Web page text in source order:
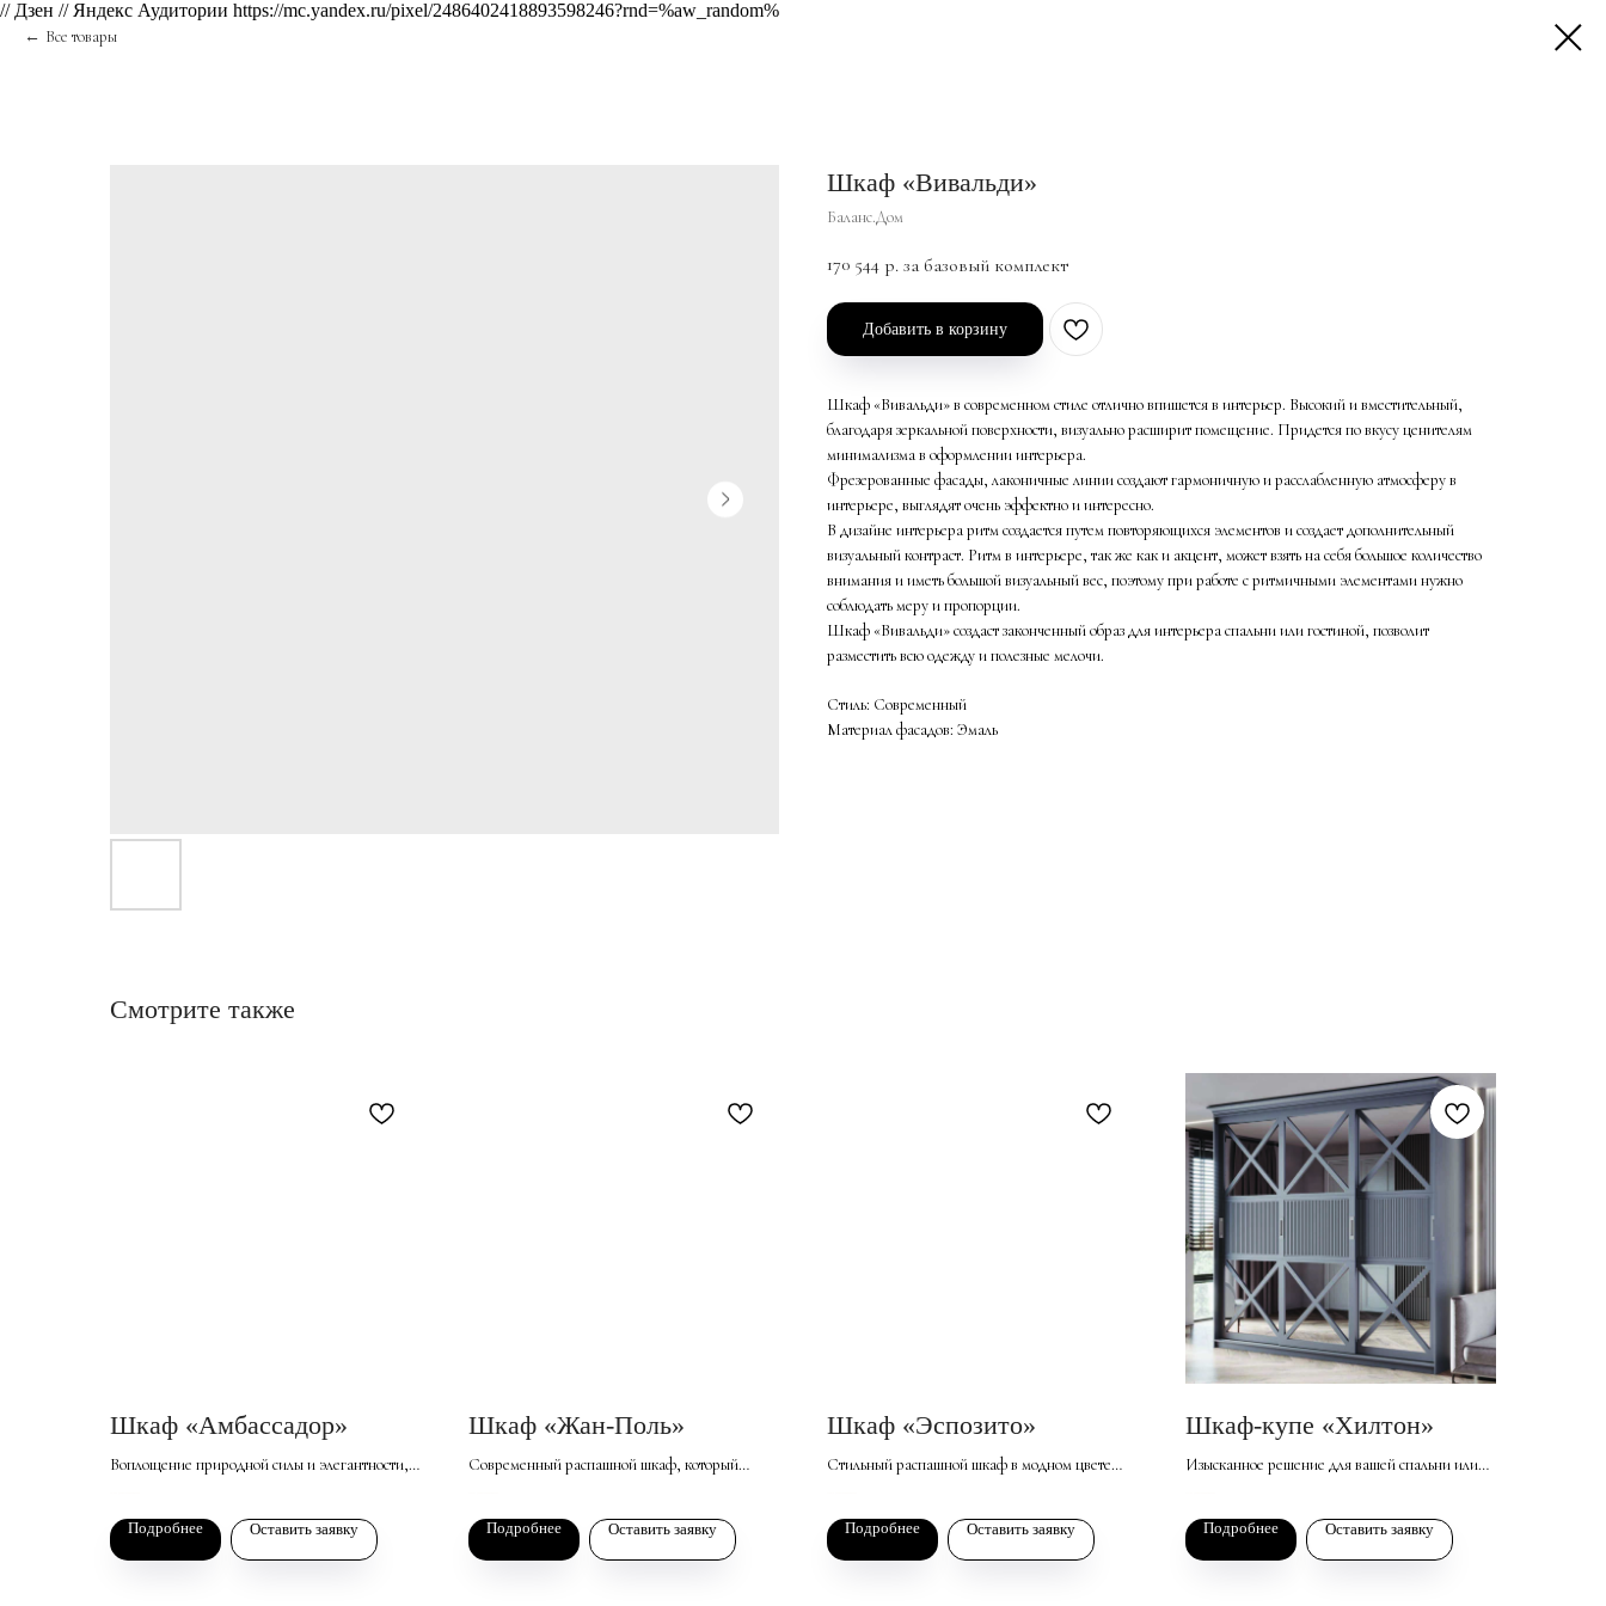
// Дзен // Яндекс Аудитории https://mc.yandex.ru/pixel/2486402418893598246?rnd=%aw_random%
Все товары
Шкаф «Вивальди»
Баланс.Дом
170 544 р. за базовый комплект
Добавить в корзину
Шкаф «Вивальди» в современном стиле отлично впишется в интерьер. Высокий и вместительный,
благодаря зеркальной поверхности, визуально расширит помещение. Придется по вкусу ценителям
минимализма в оформлении интерьера.
Фрезерованные фасады, лаконичные линии создают гармоничную и расслабленную атмосферу в
интерьере, выглядят очень эффектно и интересно.
В дизайне интерьера ритм создается путем повторяющихся элементов и создает дополнительный
визуальный контраст. Ритм в интерьере, так же как и акцент, может взять на себя большое количество
внимания и иметь большой визуальный вес, поэтому при работе с ритмичными элементами нужно
соблюдать меру и пропорции.
Шкаф «Вивальди» создаст законченный образ для интерьера спальни или гостиной, позволит
разместить всю одежду и полезные мелочи.
Стиль: Современный
Материал фасадов: Эмаль
Смотрите также
Шкаф «Амбассадор»
Воплощение природной силы и элегантности,
стилей интерьера. Изготовленный из МДФ с
фрезеровкой, он привносит атмосферу
спокойствия и релакса.
Подробнее Оставить заявку
Шкаф «Жан-Поль»
Современный распашной шкаф, который
или гостиной. Фасады из МДФ с эмалевым
покрытием и оригинальной фрезеровкой
придают изделию элегантный внешний вид, не
Подробнее Оставить заявку
Шкаф «Эспозито»
Стильный распашной шкаф в модном цвете
сочетает в себе сдержанный дизайн и
функциональность панели. Удобная система
хранения, лаконичные фасады, современный
Подробнее Оставить заявку
Шкаф-купе «Хилтон»
Изысканное решение для вашей спальни или
стиле. Его фасады украшены зеркальными
вставками с делителями и фрезерованными
элементами, что придает мягкой мебели
Подробнее Оставить заявку